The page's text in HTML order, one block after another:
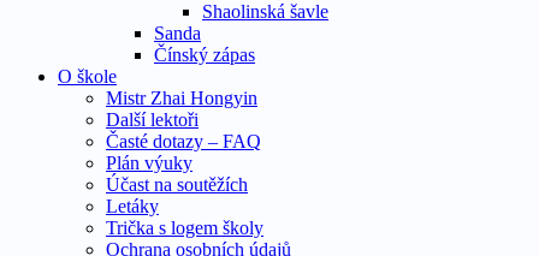
Shaolinská šavle
Sanda
Čínský zápas
O škole
Mistr Zhai Hongyin
Další lektoři
Časté dotazy – FAQ
Plán výuky
Účast na soutěžích
Letáky
Trička s logem školy
Ochrana osobních údajů